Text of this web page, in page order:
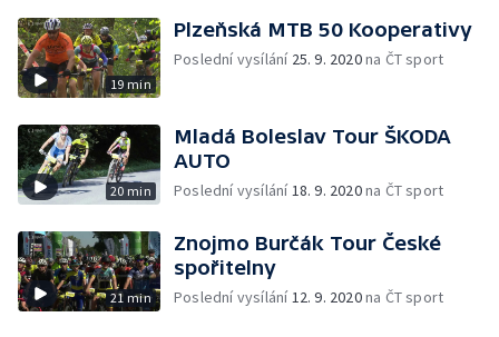
19 min
Plzeňská MTB 50 Kooperativy
Poslední vysílání 25. 9. 2020na ČT sport
20 min
Mladá Boleslav Tour ŠKODA
AUTO
Poslední vysílání18. 9. 2020na ČT sport
21 min
Znojmo Burčák Tour České
spořitelny
Poslední vysílání12. 9. 2020na ČT sport